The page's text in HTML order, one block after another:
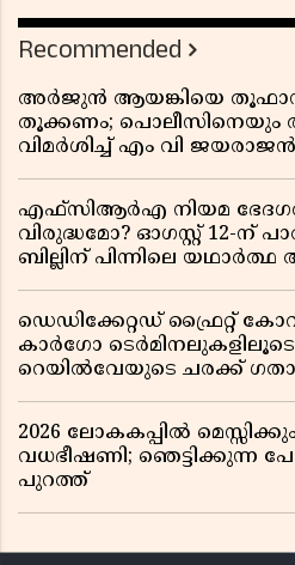
Recommended
അർജുൻ ആയങ്കിയെ
തൂക്കണം; പൊലീസിനെയും
വിമർശിച്ച് എം വി ജയരാജൻ
എഫ്സിആർഎ നിയമ
വിരുദ്ധമോ? ഓഗസ്റ്റ് 12-ന്
ബില്ലിന് പിന്നിലെ
ഡെഡിക്കേറ്റഡ് ഫ്രൈറ്റ്
കാർഗോ
റെയിൽവേയുടെ ചരക്ക്
2026 ലോകകപ്പിൽ
വധഭീഷണി; ഞെട്ടിക്കുന്ന
പുറത്ത്